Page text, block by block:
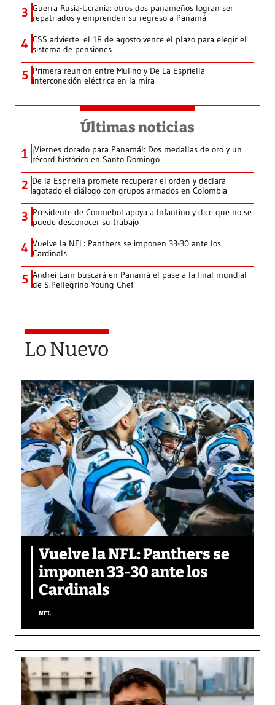
3 Guerra Rusia-Ucrania: otros dos panameños logran ser
repatriados y emprenden su regreso a Panamá
4 CSS advierte: el 18 de agosto vence el plazo para elegir el
sistema de pensiones
5 Primera reunión entre Mulino y De La Espriella:
interconexión eléctrica en la mira
Últimas noticias
1 ¡Viernes dorado para Panamá!: Dos medallas de oro y un
récord histórico en Santo Domingo
2 De la Espriella promete recuperar el orden y declara
agotado el diálogo con grupos armados en Colombia
3 Presidente de Conmebol apoya a Infantino y dice que no se
puede desconocer su trabajo
4 Vuelve la NFL: Panthers se imponen 33-30 ante los
Cardinals
5 Andrei Lam buscará en Panamá el pase a la final mundial
de S.Pellegrino Young Chef
Lo Nuevo
Vuelve la NFL: Panthers se
imponen 33-30 ante los
Cardinals
NFL